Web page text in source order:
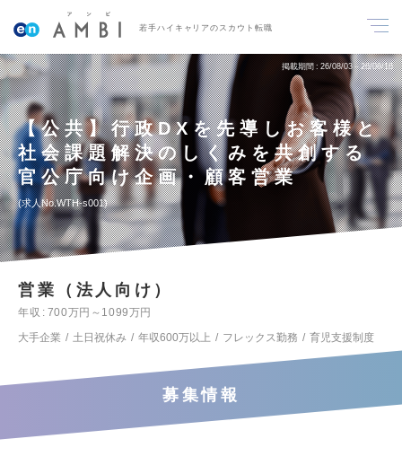
若手ハイキャリアのスカウト転職
掲載期間 26/08/03～26/08/16
【公共】行政DXを先導しお客様と
社会課題解決のしくみを共創する
官公庁向け企画・顧客営業
求人No.WTH-s001
営業（法人向け）
年収
700万円～1099万円
大手企業
土日祝休み 年収600万以上 フレックス勤務 育児支援制度
募集情報